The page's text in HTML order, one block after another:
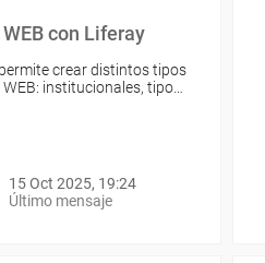
con Liferay
crear distintos tipos
institucionales, tipo…
15 Oct 2025, 19:24
Último mensaje